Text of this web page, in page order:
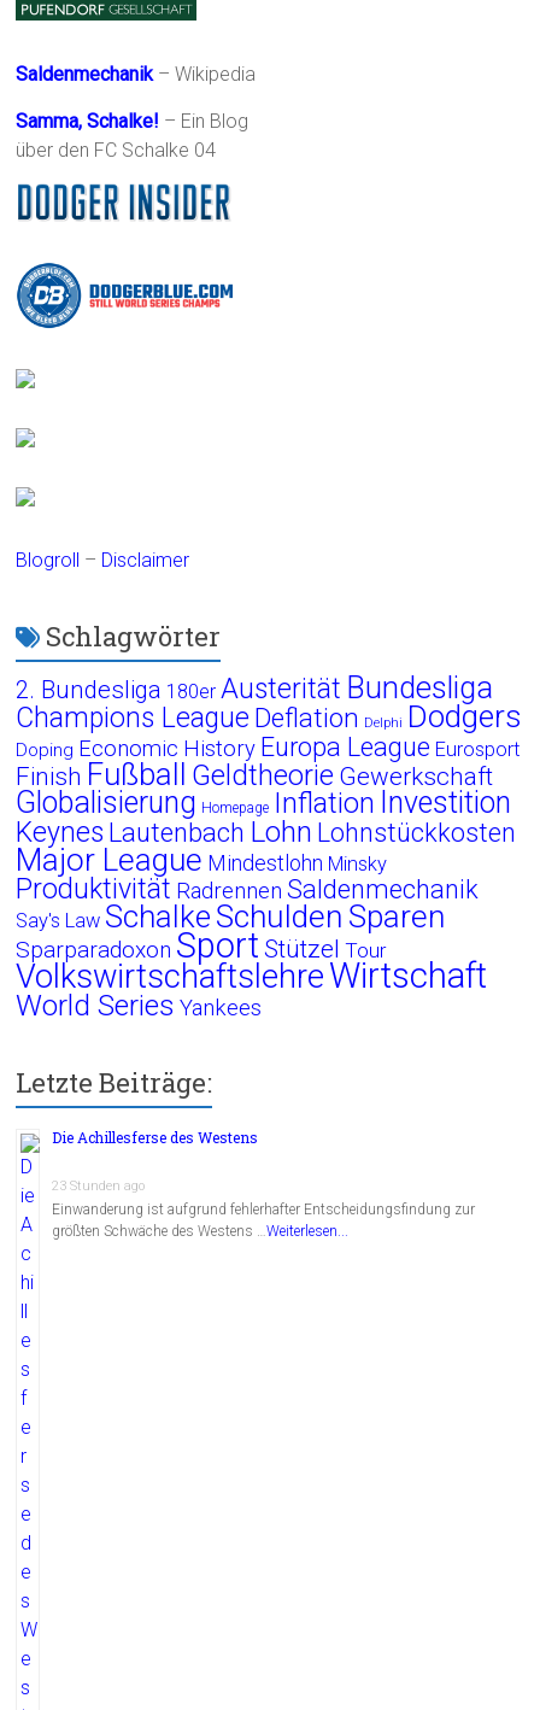
Saldenmechanik– Wikipedia
Samma, Schalke! – Ein Blog
über den FC Schalke 04
Blogroll – Disclaimer
Schlagwörter
2. Bundesliga 180er Austerität Bundesliga
Champions League Deflation Delphi Dodgers
Doping Economic History Europa League Eurosport
Finish Fußball Geldtheorie Gewerkschaft
Globalisierung Homepage Inflation Investition
Keynes Lautenbach Lohn Lohnstückkosten
Major League Mindestlohn Minsky
Produktivität Radrennen Saldenmechanik
Say's Law Schalke Schulden Sparen
Sparparadoxon Sport Stützel Tour
VolkswirtschaftslehreWirtschaft
World Series Yankees
Letzte Beiträge:
Die Achillesferse des Westens
23 Stunden ago
Einwanderung ist aufgrund fehlerhafter Entscheidungsfindung zur
größten Schwäche des Westens …Weiterlesen...